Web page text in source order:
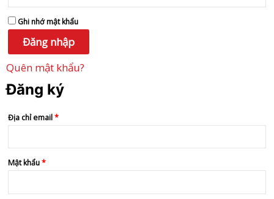
Ghi nhớ mật khẩu
Đăng nhập
Quên mật khẩu?
Đăng ký
Địa chỉ email*
Mật khẩu*